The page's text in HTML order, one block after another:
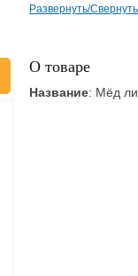
Развернуть/
О товаре
Название: Мёд